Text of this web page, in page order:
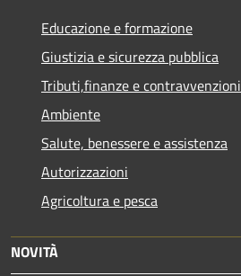
Educazione e formazione
Giustizia e sicurezza pubblica
Tributi,finanze e contravvenzioni
Ambiente
Salute, benessere e assistenza
Autorizzazioni
Agricoltura e pesca
NOVITÀ